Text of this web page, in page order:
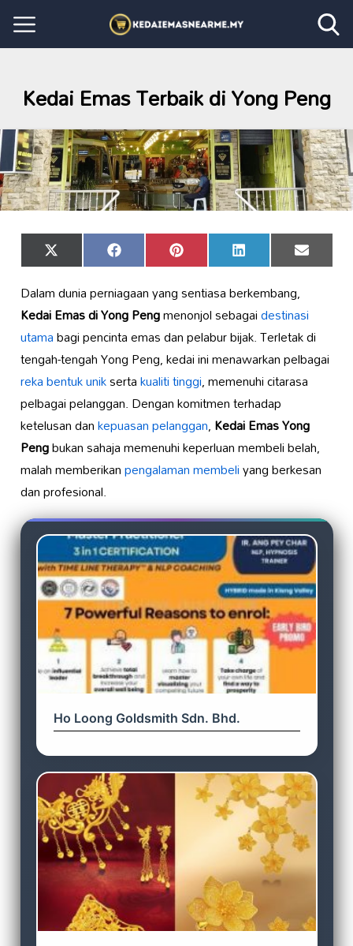
Kedai Emas Terbaik di Yong Peng
Share
on
X
(Twitter)
Share
on
Facebook Share
on
Pinterest Share
on
LinkedIn Share
on
Email
Dalam dunia perniagaan yang sentiasa berkembang,
Kedai Emas di Yong Pengmenonjol sebagaidestinasi
utamabagi pencinta emas dan pelabur bijak. Terletak di
tengah-tengah Yong Peng, kedai ini menawarkan pelbagai
reka bentuk uniksertakualiti tinggi, memenuhi citarasa
pelbagai pelanggan. Dengan komitmen terhadap
ketelusan dankepuasan pelanggan,Kedai Emas Yong
Pengbukan sahaja memenuhi keperluan membeli belah,
malah memberikanpengalaman membeliyang berkesan
dan profesional.
Ho Loong Goldsmith Sdn. Bhd.